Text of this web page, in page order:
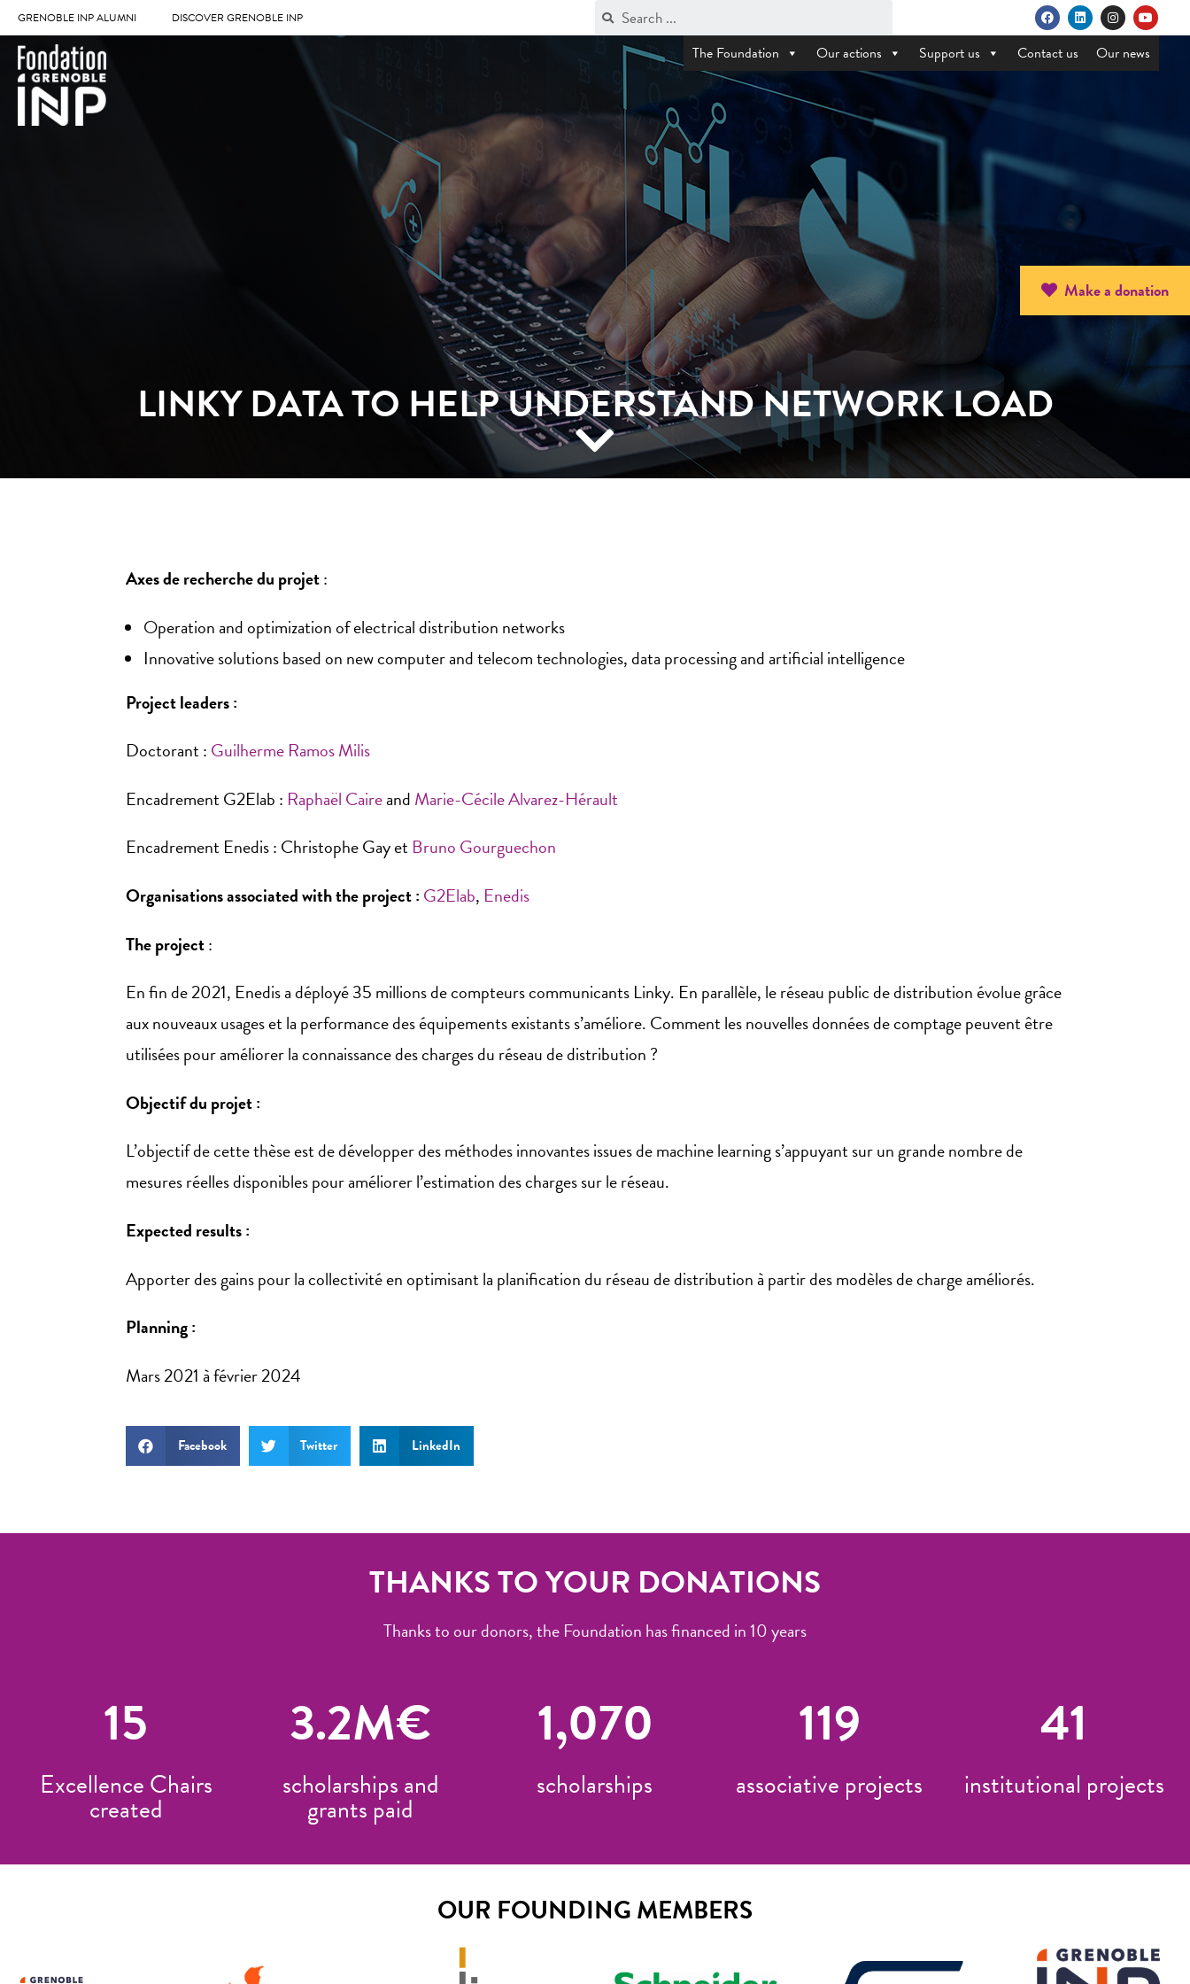
GRENOBLE INP ALUMNI DISCOVER GRENOBLE INP
Make a donation
The Foundation Our actions Support us Contact us Our news
LINKY DATA TO HELP UNDERSTAND NETWORK LOAD
Axes de recherche du projet:
Operation and optimization of electrical distribution networks
Innovative solutions based on new computer and telecom technologies, data processing and artificial intelligence
Project leaders :
Doctorant : Guilherme Ramos Milis
Encadrement G2Elab : Raphaël Caireand Marie-Cécile Alvarez-Hérault
Encadrement Enedis : Christophe Gay et Bruno Gourguechon
Organisations associated with the project : G2Elab, Enedis
The project:
En fin de 2021, Enedis a déployé 35 millions de compteurs communicants Linky. En parallèle, le réseau public de distribution évolue grâce
aux nouveaux usages et la performance des équipements existants s’améliore. Comment les nouvelles données de comptage peuvent être
utilisées pour améliorer la connaissance des charges du réseau de distribution ?
Objectif du projet :
L’objectif de cette thèse est de développer des méthodes innovantes issues de machine learning s’appuyant sur un grande nombre de
mesures réelles disponibles pour améliorer l’estimation des charges sur le réseau.
Expected results :
Apporter des gains pour la collectivité en optimisant la planification du réseau de distribution à partir des modèles de charge améliorés.
Planning :
Mars 2021 à février 2024
Facebook Twitter LinkedIn
THANKS TO YOUR DONATIONS
Thanks to our donors, the Foundation has financed in 10 years
15
Excellence Chairs
created
3.2M€
scholarships and
grants paid
1,070
scholarships
119
associative projects
41
institutional projects
OUR FOUNDING MEMBERS